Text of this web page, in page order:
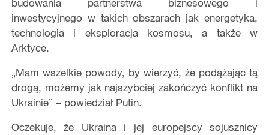
budowania partnerstwa biznesowego i
inwestycyjnego w takich obszarach jak energetyka,
technologia i eksploracja kosmosu, a także w
Arktyce.
„Mam wszelkie powody, by wierzyć, że podążając tą
drogą, możemy jak najszybciej zakończyć konflikt na
Ukrainie” – powiedział Putin.
Oczekuje, że Ukraina i jej europejscy sojusznicy